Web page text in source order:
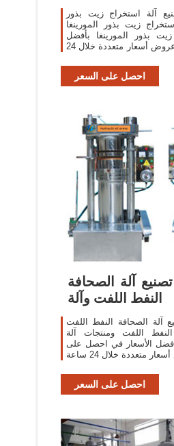
آلة استخراج زيت بذور
زيت بذور المورينغا
بذور المورينغا بأفضل
الأسعار في احصل على عروض أسعار متعددة خلال 24
احصل على السعر
آلة الصحافة
النفط اللفت وآلة
آلة الصحافة النفط اللفت
اللفت ومنتجات آلة
الأسعار في احصل على
احصل على السعر